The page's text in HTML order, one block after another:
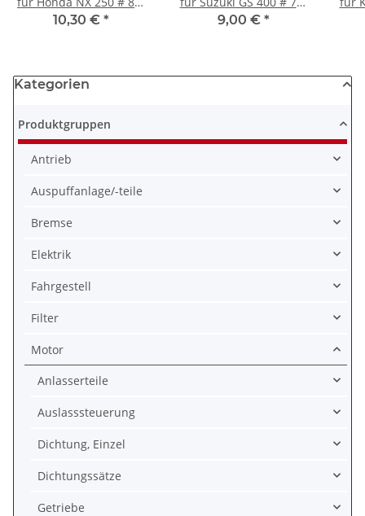
95 # 12391-KW3-000
10,30 € *
83 # 11173-44004
9,00 € *
Kategorien
Produktgruppen
Antrieb
Auspuffanlage/-teile
Bremse
Elektrik
Fahrgestell
Filter
Motor
Anlasserteile
Auslasssteuerung
Dichtung, Einzel
Dichtungssätze
Getriebe